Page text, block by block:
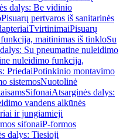
dalys: Be vidinio
Pisuarų pertvaros iš sanitarinės
TvirtinimaiPisuarų
maitinimas iš tinkloSu
Su pneumatine nuleidimo
nuleidimo funkcija,
PriedaiPotinkinio montavimo
sistemosNuotolinė
SifonaiAtsarginės dalys:
vandens alkūnės
ir jungiamieji
sifonaiP-formos
dalys: Tiesioji